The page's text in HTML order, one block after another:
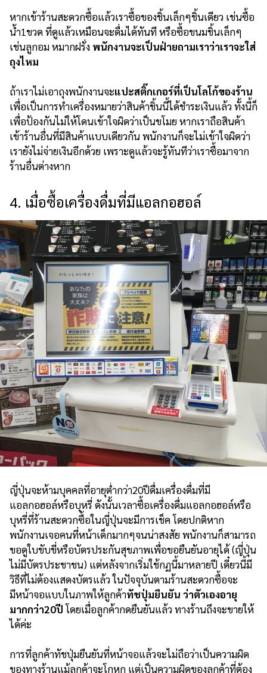
หากเข้าร้านสะดวกซื้อแล้วเราซื้อของชิ้นเล็กๆชิ้นเดียว เช่นซื้อ
น้ำ1ขวด ที่ดูแล้วเหมือนจะดื่มได้ทันที หรือซื้อขนมชิ้นเล็กๆ
เช่นลูกอม หมากฝรั่ง พนักงานจะเป็นฝ่ายถามเราว่าเราจะใส่
ถุงไหม
ถ้าเราไม่เอาถุงพนักงานจะแปะสติ๊กเกอร์ที่เป็นโลโก้ของร้าน
เพื่อเป็นการทำเครื่องหมายว่าสินค้าชิ้นนี้ได้ชำระเงินแล้ว ทั้งนี้ก็
เพื่อป้องกันไม่ให้โดนเข้าใจผิดว่าเป็นขโมย หากเราถือสินค้า
เข้าร้านอื่นที่มีสินค้าแบบเดียวกัน พนักงานก็จะไม่เข้าใจผิดว่า
เรายังไม่จ่ายเงินอีกด้วย เพราะดูแล้วจะรู้ทันทีว่าเราซื้อมาจาก
ร้านอื่นต่างหาก
4. เมื่อซื้อเครื่องดื่มที่มีแอลกอฮอล์
ญี่ปุ่นจะห้ามบุคคลที่อายุต่ำกว่า20ปีดื่มเครื่องดื่มที่มี
แอลกอฮอล์หรือบุหรี่ ดังนั้นเวลาซื้อเครื่องดื่มแอลกอฮอล์หรือ
บุหรี่ที่ร้านสะดวกซื้อในญี่ปุ่นจะมีการเช็ค โดยปกติหาก
พนักงานเจอคนที่หน้าเด็กมากๆจนน่าสงสัย พนักงานก็สามารถ
ขอดูใบขับขี่หรือบัตรประกันสุขภาพเพื่อขอยืนยันอายุได้ (ญี่ปุ่น
ไม่มีบัตรประชาชน) แต่หลังจากเริ่มใช้กฏนี้มาหลายปี เดี๋ยวนี้มี
วิธีที่ไม่ต้องแสดงบัตรแล้ว ในปัจจุบันตามร้านสะดวกซื้อจะ
มีหน้าจอแบบในภาพให้ลูกค้าทัชปุ่มยืนยัน ว่าตัวเองอายุ
มากกว่า20ปีโดยเมื่อลูกค้ากดยืนยันแล้ว ทางร้านถึงจะขายให้
ได้ค่ะ
การที่ลูกค้าทัชปุ่มยืนยันที่หน้าจอแล้วจะไม่ถือว่าเป็นความผิด
ของทางร้านแม้ลูกค้าจะโกหก แต่เป็นความผิดของลูกค้าที่ต้อง